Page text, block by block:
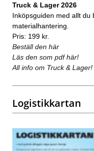
Truck & Lager 2026
Inköpsguiden med allt du
materialhantering.
Pris: 199 kr.
Beställ den här
Läs den som pdf här!
All info om Truck & Lager!
Logistikkartan